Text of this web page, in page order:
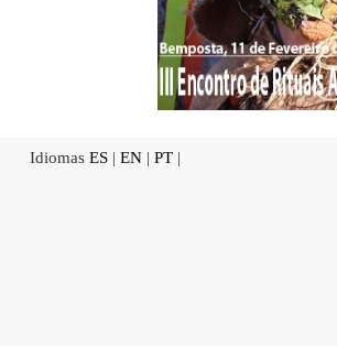
Idiomas ES | EN | PT |